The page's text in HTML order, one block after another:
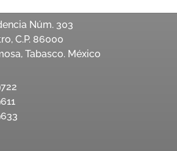
Núm. 303
C.P. 86000
Tabasco. México